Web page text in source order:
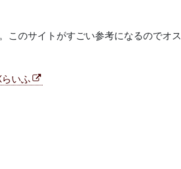
このサイトがすごい参考になるのでオス
いふ